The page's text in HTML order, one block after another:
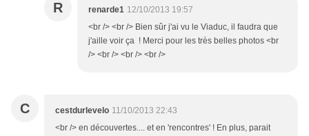
R renarde1 12/10/2013 19:57
<br /> <br /> Bien sûr j'ai vu le Viaduc, il faudra que
j'aille voir ça ! Merci pour les très belles photos <br
/> <br /> <br /> <br />
C cestdurlevelo 11/10/2013 22:43
<br /> en découvertes.... et en 'rencontres' ! En plus, parait